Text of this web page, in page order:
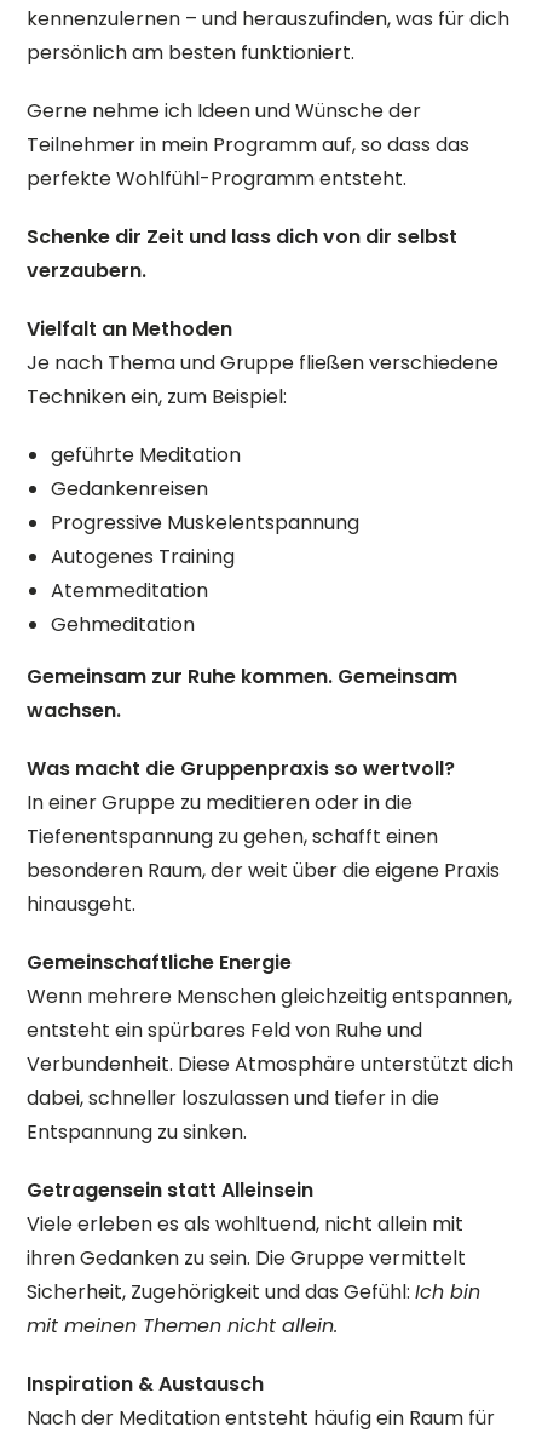
kennenzulernen – und herauszufinden, was für dich
persönlich am besten funktioniert.
Gerne nehme ich Ideen und Wünsche der
Teilnehmer in mein Programm auf, so dass das
perfekte Wohlfühl-Programm entsteht.
Schenke dir Zeit und lass dich von dir selbst
verzaubern.
Vielfalt an Methoden
Je nach Thema und Gruppe fließen verschiedene
Techniken ein, zum Beispiel:
geführte Meditation
Gedankenreisen
Progressive Muskelentspannung
Autogenes Training
Atemmeditation
Gehmeditation
Gemeinsam zur Ruhe kommen. Gemeinsam
wachsen.
Was macht die Gruppenpraxis so wertvoll?
In einer Gruppe zu meditieren oder in die
Tiefenentspannung zu gehen, schafft einen
besonderen Raum, der weit über die eigene Praxis
hinausgeht.
Gemeinschaftliche Energie
Wenn mehrere Menschen gleichzeitig entspannen,
entsteht ein spürbares Feld von Ruhe und
Verbundenheit. Diese Atmosphäre unterstützt dich
dabei, schneller loszulassen und tiefer in die
Entspannung zu sinken.
Getragensein statt Alleinsein
Viele erleben es als wohltuend, nicht allein mit
ihren Gedanken zu sein. Die Gruppe vermittelt
Sicherheit, Zugehörigkeit und das Gefühl:Ich bin
mit meinen Themen nicht allein.
Inspiration & Austausch
Nach der Meditation entsteht häufig ein Raum für